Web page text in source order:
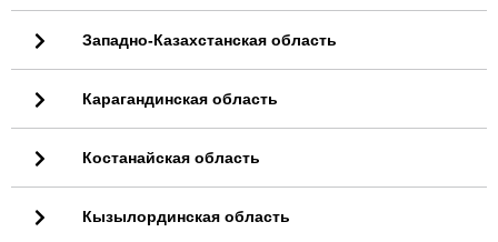
Западно-Казахстанская область
Карагандинская область
Костанайская область
Кызылординская область